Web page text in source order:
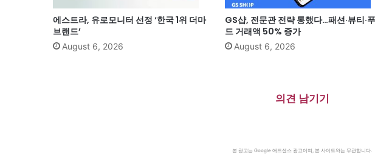
에스트라, 유로모니터 선정 ‘한국 1위 더마
브랜드’
August 6, 2026
GS샵, 전문관 전략 통했다…패션·뷰티·푸
드 거래액 50% 증가
August 6, 2026
의견 남기기
본 광고는 Google 애드센스 광고이며, 본 사이트와는 무관합니다.